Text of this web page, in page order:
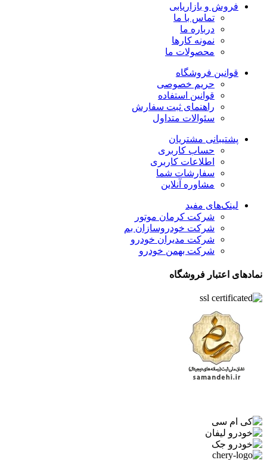
فروش و بازاریابی
تماس با ما
درباره ما
نمونه کارها
محصولات ما
قوانین فروشگاه
حریم خصوصی
قوانین استفاده
راهنمای ثبت سفارش
سئوالات متداول
پشتیبانی مشتریان
حساب کاربری
اطلاعات کاربری
سفارشات شما
مشاوره آنلاین
لینک‌های مفید
شرکت کرمان موتور
شرکت خودروسازان بم
شرکت مدیران خودرو
شرکت بهمن خودرو
نمادهای اعتبار فروشگاه